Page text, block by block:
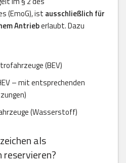
(EmoG), ist ausschließlich für
Antrieberlaubt. Dazu
(BEV)
– mit entsprechenden
(Wasserstoff)
als
reservieren?